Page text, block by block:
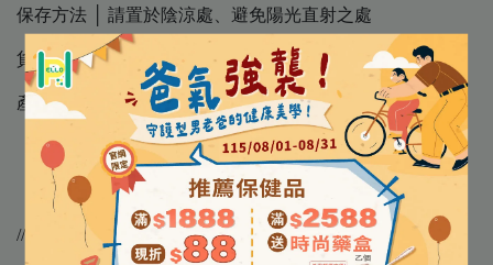
保存方法 │ 請置於陰涼處、避免陽光直射之處
貨 源 │ 公司貨
產 地 │ 日本
//商品資訊